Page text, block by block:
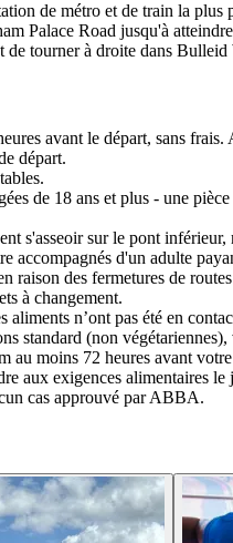
de métro et de train la
Palace Road jusqu'à
de tourner à droite dans
avant le départ, sans frais.
départ.
de 18 ans et plus - une
s'asseoir sur le pont
accompagnés d'un adulte
raison des fermetures de
à changement.
n’ont pas été en
standard (non
au moins 72 heures avant
aux exigences alimentaires
cas approuvé par ABBA.